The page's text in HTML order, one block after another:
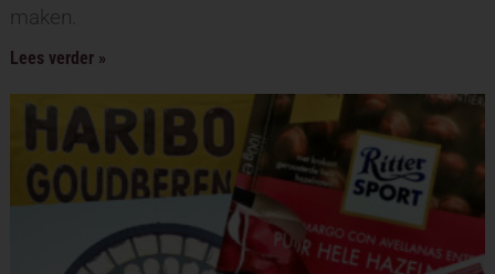
maken.
Lees verder »